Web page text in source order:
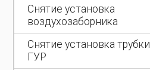
Снятие установка
воздухозаборника
Снятие установка трубки
ГУР